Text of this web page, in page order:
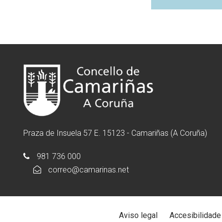
Praza de Insuela 57 E. 15123 - Camariñas (A Coruña)
981 736 000
correo@camarinas.net
Aviso legal Accesibilidade